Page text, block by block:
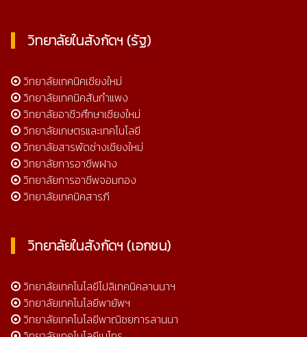
วิทยาลัยในสังกัดฯ (รัฐ)
วิทยาลัยเทคนิคเชียงใหม่
วิทยาลัยเทคนิคสันกำแพง
วิทยาลัยอาชีวศึกษาเชียงใหม่
วิทยาลัยเกษตรและเทคโนโลยี
วิทยาลัยสารพัดช่างเชียงใหม่
วิทยาลัยการอาชีพฝาง
วิทยาลัยการอาชีพจอมทอง
วิทยาลัยเทคนิคสารภี
วิทยาลัยในสังกัดฯ (เอกชน)
วิทยาลัยเทคโนโลยีโปลิเทคนิคลานนาฯ
วิทยาลัยเทคโนโลยีพายัพฯ
วิทยาลัยเทคโนโลยีพาณิชยการลานนา